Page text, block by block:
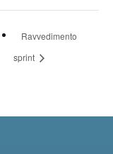
Ravvedimento
sprint